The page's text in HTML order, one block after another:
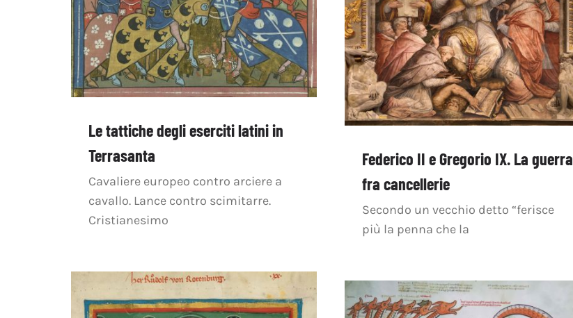
Le tattiche degli eserciti latini in
Terrasanta
Cavaliere europeo contro arciere a
cavallo. Lance contro scimitarre.
Cristianesimo
Federico II e Gregorio IX. La guerra
fra cancellerie
Secondo un vecchio detto “ferisce
più la penna che la